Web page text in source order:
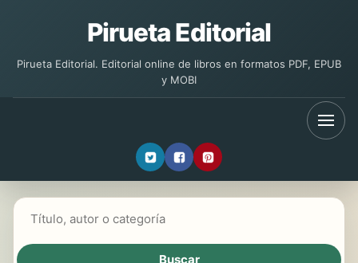
Pirueta Editorial
Pirueta Editorial. Editorial online de libros en formatos PDF, EPUB
y MOBI